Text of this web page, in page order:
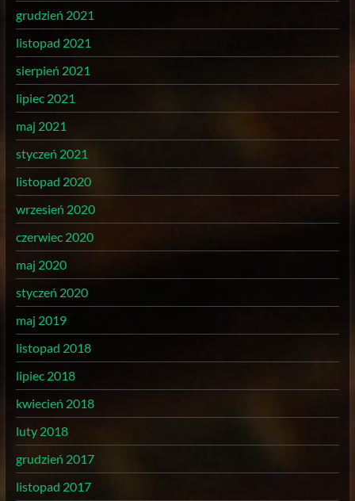
grudzień 2021
listopad 2021
sierpień 2021
lipiec 2021
maj 2021
styczeń 2021
listopad 2020
wrzesień 2020
czerwiec 2020
maj 2020
styczeń 2020
maj 2019
listopad 2018
lipiec 2018
kwiecień 2018
luty 2018
grudzień 2017
listopad 2017